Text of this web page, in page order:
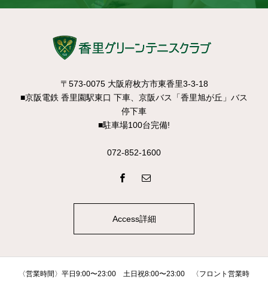
〒573-0075 大阪府枚方市東香里3-3-18
■京阪電鉄 香里園駅東口 下車、京阪バス「香里旭が丘」バス
停下車
■駐車場100台完備!
072-852-1600
Access詳細
〈営業時間〉平日9:00〜23:00 土日祝8:00〜23:00 〈フロント営業時